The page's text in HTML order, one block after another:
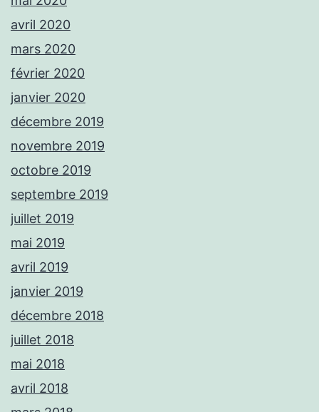
avril 2020
mars 2020
février 2020
janvier 2020
décembre 2019
novembre 2019
octobre 2019
septembre 2019
juillet 2019
mai 2019
avril 2019
janvier 2019
décembre 2018
juillet 2018
mai 2018
avril 2018